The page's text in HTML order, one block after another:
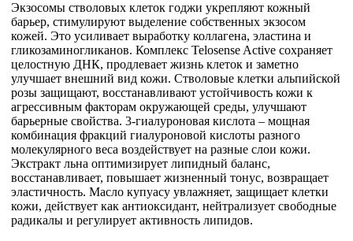
Экзосомы стволовых клеток годжи укрепляют кожный
барьер, стимулируют выделение собственных экзосом
кожей. Это усиливает выработку коллагена, эластина и
гликозаминогликанов. Комплекс Telosense Active сохраняет
целостную ДНК, продлевает жизнь клеток и заметно
улучшает внешний вид кожи. Стволовые клетки альпийской
розы защищают, восстанавливают устойчивость кожи к
агрессивным факторам окружающей среды, улучшают
барьерные свойства. 3-гиалуроновая кислота – мощная
комбинация фракций гиалуроновой кислоты разного
молекулярного веса воздействует на разные слои кожи.
Экстракт льна оптимизирует липидный баланс,
восстанавливает, повышает жизненный тонус, возвращает
эластичность. Масло купуасу увлажняет, защищает клетки
кожи, действует как антиоксидант, нейтрализует свободные
радикалы и регулирует активность липидов.